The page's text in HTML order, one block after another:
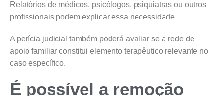
Relatórios de médicos, psicólogos, psiquiatras ou outros
profissionais podem explicar essa necessidade.
A perícia judicial também poderá avaliar se a rede de
apoio familiar constitui elemento terapêutico relevante no
caso específico.
É possível a remoção